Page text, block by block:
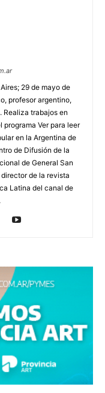
29 de mayo de
profesor argentino,
Realiza trabajos en
Ver para leer
en la Argentina de
de Difusión de la
de General San
de la revista
Latina del canal de